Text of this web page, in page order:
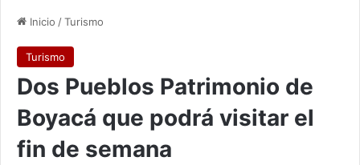
Inicio /Turismo
Turismo
Dos Pueblos Patrimonio de
Boyacá que podrá visitar el
fin de semana